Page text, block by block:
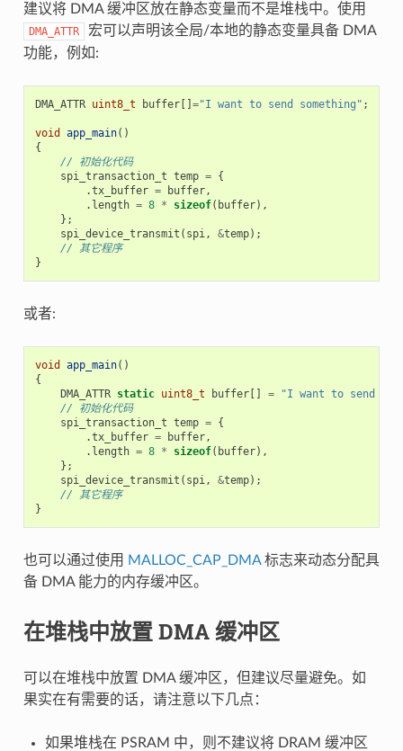
建议将 DMA 缓冲区放在静态变量而不是堆栈中。使用
DMA_ATTR
宏可以声明该全局/本地的静态变量具备 DMA
功能，例如:
DMA_ATTR uint8_t buffer[] ="I want to send something" ;
void app_main()
{
// 初始化代码
spi_transaction_t temp = {
.tx_buffer = buffer,
. length = 8 * sizeof( buffer),
};
spi_device_transmit ( spi, &temp);
// 其它程序
}
或者:
void app_main()
{
DMA_ATTR static uint8_t buffer[] =
"I want to send
// 初始化代码
spi_transaction_t temp = {
.tx_buffer = buffer,
. length = 8 * sizeof( buffer),
};
spi_device_transmit ( spi, &temp);
// 其它程序
}
也可以通过使用 MALLOC_CAP_DMA标志来动态分配具
备 DMA 能力的内存缓冲区。
在堆栈中放置 DMA 缓冲区
可以在堆栈中放置 DMA 缓冲区，但建议尽量避免。如
果实在有需要的话，请注意以下几点：
如果堆栈在 PSRAM 中，则不建议将 DRAM 缓冲区